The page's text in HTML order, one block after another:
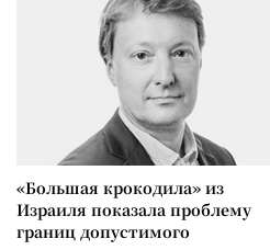
«Большая крокодила» из
Израиля показала проблему
границ допустимого